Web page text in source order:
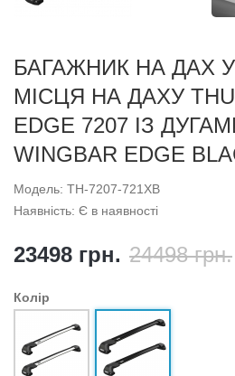
БАГАЖНИК НА ДАХ
МІСЦЯ НА ДАХУ
EDGE 7207 ІЗ
WINGBAR EDGE
Модель: TH-7207-721XB
Наявність: Є в наявності
23498 грн. 24498 грн.
Колір